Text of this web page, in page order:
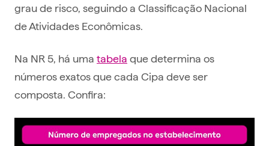
grau de risco, seguindo a Classificação Nacional
de Atividades Econômicas.
Na NR 5, há uma tabela que determina os
números exatos que cada Cipa deve ser
composta. Confira: